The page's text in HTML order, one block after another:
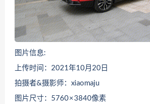
图片信息:
上传时间：2021年10月20日
拍摄者&摄影师：xiaomaju
图片尺寸：5760 × 3840像素